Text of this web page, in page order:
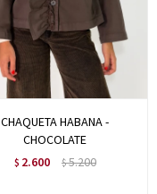
CHAQUETA HABANA -
CHOCOLATE
$ 2.600 $5.200